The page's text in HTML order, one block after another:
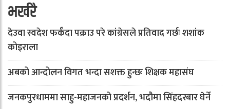
भर्खरै
देउवा स्वदेश फर्कँदा पक्राउ परे कांग्रेसले प्रतिवाद गर्छः शशांक
कोइराला
अबको आन्दोलन विगत भन्दा सशक्त हुन्छः शिक्षक महासंघ
जनकपुरधाममा साहु-महाजनको प्रदर्शन, भदौमा सिंहदरबार घेर्ने